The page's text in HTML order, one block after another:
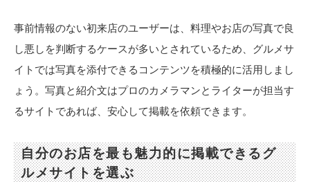
事前情報のない初来店のユーザーは、料理やお店の写真で良
し悪しを判断するケースが多いとされているため、グルメサ
イトでは写真を添付できるコンテンツを積極的に活用しまし
ょう。写真と紹介文はプロのカメラマンとライターが担当す
るサイトであれば、安心して掲載を依頼できます。
自分のお店を最も魅力的に掲載できるグ
ルメサイトを選ぶ